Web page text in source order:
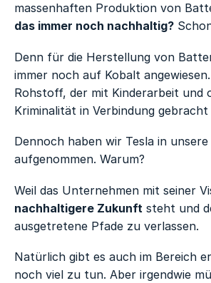
massenhaften Produktion von
das immer noch nachhaltig?
Denn für die Herstellung von
immer noch auf Kobalt
Rohstoff, der mit Kinderarbeit und
Kriminalität in Verbindung gebracht
Dennoch haben wir Tesla in unsere
aufgenommen. Warum?
Weil das Unternehmen mit seiner
nachhaltigere Zukunft steht und
ausgetretene Pfade zu verlassen.
Natürlich gibt es auch im Bereich
noch viel zu tun. Aber irgendwie